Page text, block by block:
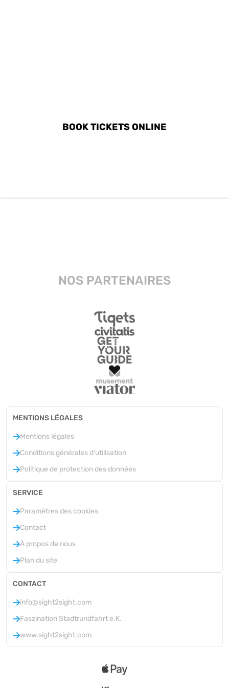
BOOK TICKETS ONLINE
NOS PARTENAIRES
MENTIONS LÉGALES
Mentions légales
Conditions générales d'utilisation
Politique de protection des données
SERVICE
Paramètres des cookies
Contact
À propos de nous
Plan du site
CONTACT
info@sight2sight.com
Faszination Stadtrundfahrt e.K.
www.sight2sight.com